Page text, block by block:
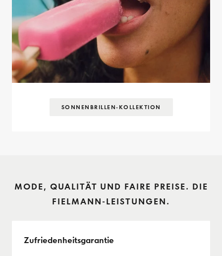
SONNENBRILLEN-KOLLEKTION
MODE, QUALITÄT UND FAIRE PREISE. DIE
FIELMANN-LEISTUNGEN.
Zufriedenheits­garantie